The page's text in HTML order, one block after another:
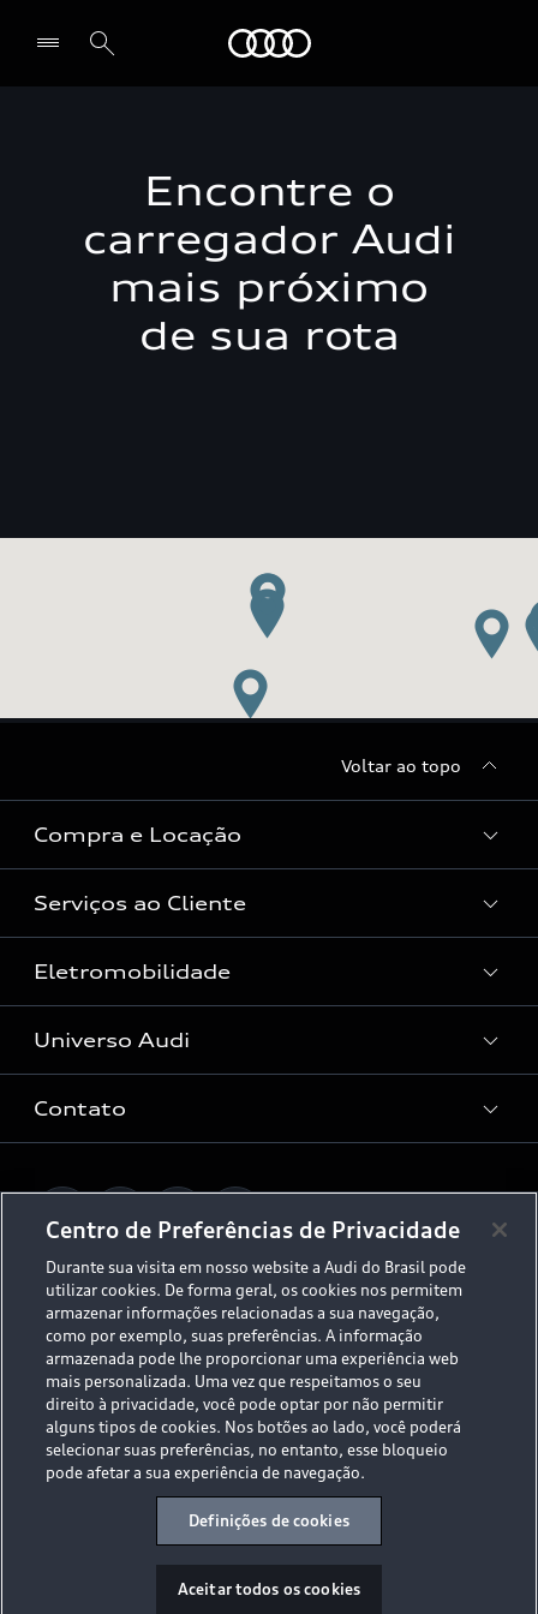
Encontre o
carregador Audi
mais próximo
de sua rota
Voltar ao topo
Compra e Locação
Condições Audi
Vendas Corporativas
Audi Approved :plus
Serviços ao Cliente
Manutenção e Reparos
Serviços de Proteção
Rede de Concessionária
Eletromobilidade
Universo da mobilidade elétrica
Dúvidas de eletrificação
App e-tron
Planejamento de recarga
Universo Audi
Audi no Brasil
Audi Driving Experience
ESG
Tecnologias Audi
Audi exclusive
Audi Collection
Contato
Fale Conosco
Trabalhe Conosco
Canais de Denúncia
Programa de compliance
© 2026 AUDI AG. All Rights Reserved.
Políticas de Privacidade
Código de Conduta
Aviso Legal
Proteção de Dados - LGPD
Sala de Imprensa
Centro de Preferências de Privacidade
Durante sua visita em nosso website a Audi do Brasil pode
utilizar cookies. De forma geral, os cookies nos permitem
armazenar informações relacionadas a sua navegação,
como por exemplo, suas preferências. A informação
armazenada pode lhe proporcionar uma experiência web
mais personalizada. Uma vez que respeitamos o seu
direito à privacidade, você pode optar por não permitir
alguns tipos de cookies. Nos botões ao lado, você poderá
selecionar suas preferências, no entanto, esse bloqueio
pode afetar a sua experiência de navegação.
Definições de cookies
Aceitar todos os cookies